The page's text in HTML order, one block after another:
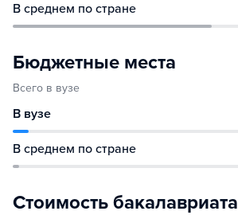
В среднем по стране
Бюджетные места
Всего в вузе
В вузе
В среднем по стране
Стоимость бакалавриата